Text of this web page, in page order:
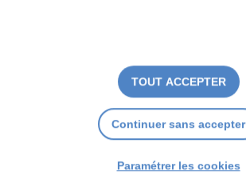
TOUT ACCEPTER
Continuer sans accepter
Paramétrer les cookies